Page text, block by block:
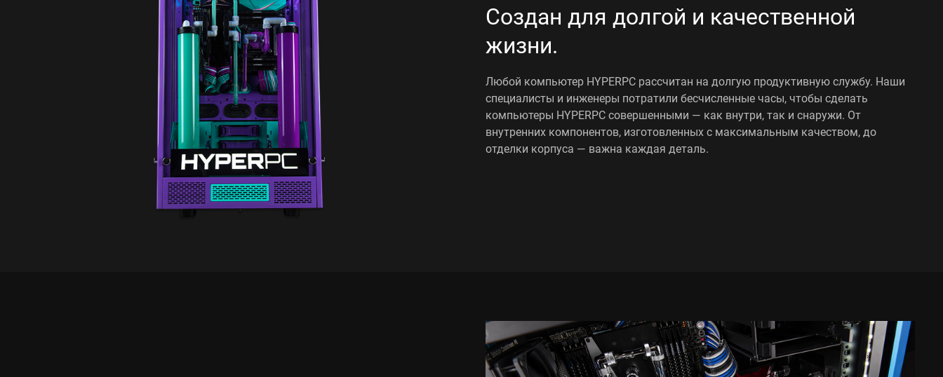
Создан для долгой и качественной
жизни.
Любой компьютер HYPERPC рассчитан на долгую продуктивную службу. Наши
специалисты и инженеры потратили бесчисленные часы, чтобы сделать
компьютеры HYPERPC совершенными — как внутри, так и снаружи. От
внутренних компонентов, изготовленных с максимальным качеством, до
отделки корпуса — важна каждая деталь.